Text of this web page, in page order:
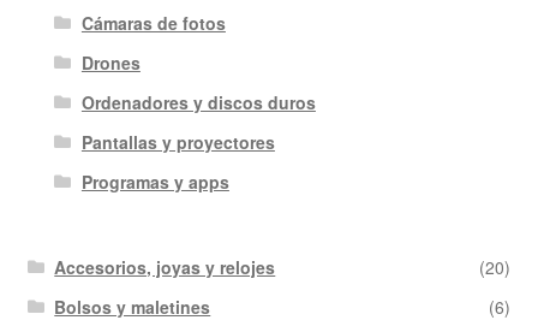
Cámaras de fotos
Drones
Ordenadores y discos duros
Pantallas y proyectores
Programas y apps
Accesorios, joyas y relojes
(20)
Bolsos y maletines
(6)